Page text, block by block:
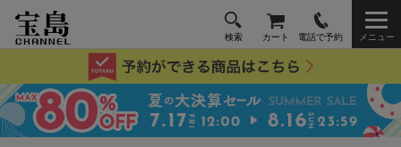
検索 カート 電話で予約 メニュー